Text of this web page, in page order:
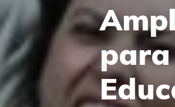
para